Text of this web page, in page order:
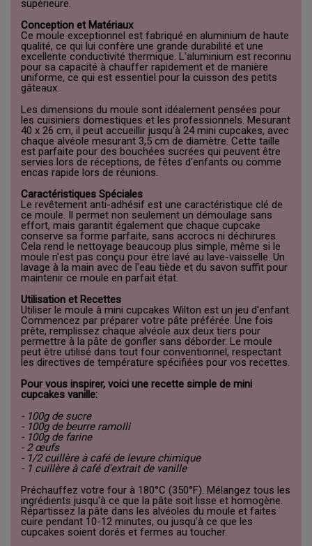
supérieure.
Conception et Matériaux
Ce moule exceptionnel est fabriqué en aluminium de haute
qualité, ce qui lui confère une grande durabilité et une
excellente conductivité thermique. L'aluminium est reconnu
pour sa capacité à chauffer rapidement et de manière
uniforme, ce qui est essentiel pour la cuisson des petits
gâteaux.
Les dimensions du moule sont idéalement pensées pour
les cuisiniers domestiques et les professionnels. Mesurant
40 x 26 cm, il peut accueillir jusqu'à 24 mini cupcakes, avec
chaque alvéole mesurant 3,5 cm de diamètre. Cette taille
est parfaite pour des bouchées sucrées qui peuvent être
servies lors de réceptions, de fêtes d'enfants ou comme
encas rapide lors de réunions.
Caractéristiques Spéciales
Le revêtement anti-adhésif est une caractéristique clé de
ce moule. Il permet non seulement un démoulage sans
effort, mais garantit également que chaque cupcake
conserve sa forme parfaite, sans accrocs ni déchirures.
Cela rend le nettoyage beaucoup plus simple, même si le
moule n'est pas conçu pour être lavé au lave-vaisselle. Un
lavage à la main avec de l'eau tiède et du savon suffit pour
maintenir ce moule en parfait état.
Utilisation et Recettes
Utiliser le moule à mini cupcakes Wilton est un jeu d'enfant.
Commencez par préparer votre pâte préférée. Une fois
prête, remplissez chaque alvéole aux deux tiers pour
permettre à la pâte de gonfler sans déborder. Le moule
peut être utilisé dans tout four conventionnel, respectant
les directives de température spécifiées pour vos recettes.
Pour vous inspirer, voici une recette simple de mini
cupcakes vanille:
- 100g de sucre
- 100g de beurre ramolli
- 100g de farine
- 2 œufs
- 1/2 cuillère à café de levure chimique
- 1 cuillère à café d'extrait de vanille
Préchauffez votre four à 180°C (350°F). Mélangez tous les
ingrédients jusqu'à ce que la pâte soit lisse et homogène.
Répartissez la pâte dans les alvéoles du moule et faites
cuire pendant 10-12 minutes, ou jusqu'à ce que les
cupcakes soient dorés et fermes au toucher.